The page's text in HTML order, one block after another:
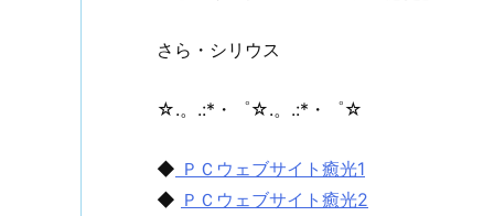
さら・シリウス
☆.。.:*・゜☆.。.:*・゜☆
◆ ＰＣウェブサイト癒光1
◆ ＰＣウェブサイト癒光2